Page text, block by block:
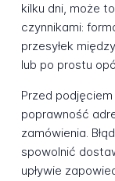
kilku dni, może
czynnikami:
przesyłek
lub po prostu
Przed
poprawność
zamówienia.
spowolnić
upływie